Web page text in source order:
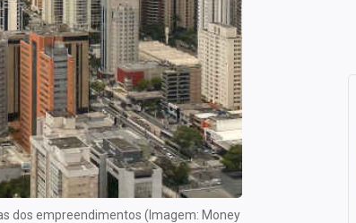
dos empreendimentos (Imagem: Money